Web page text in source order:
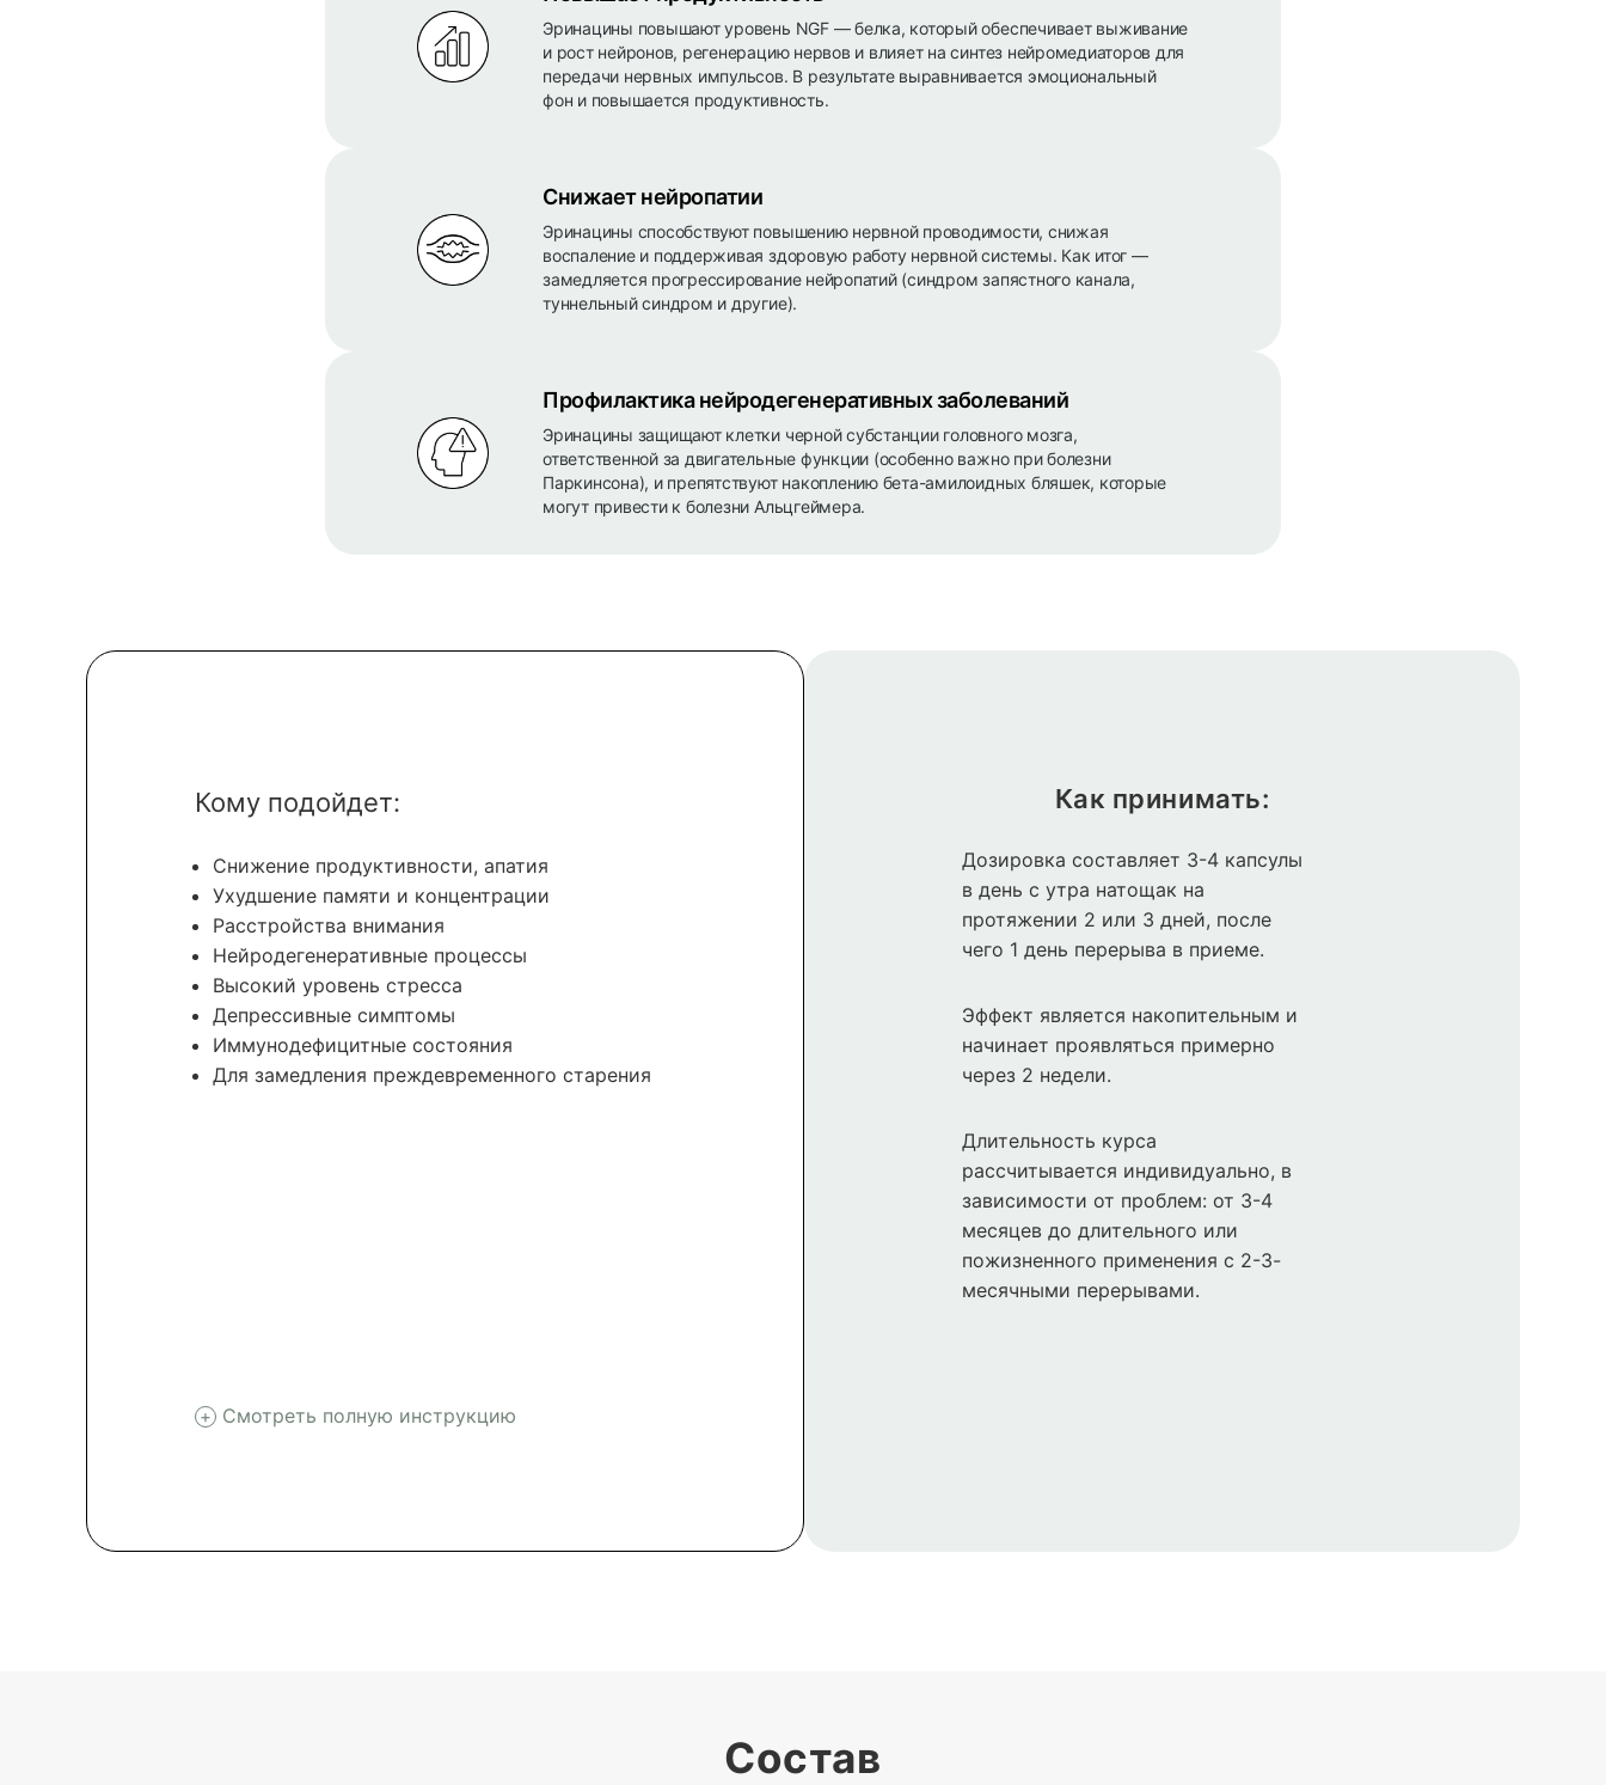
Эринацины повышают уровень NGF — белка, который обеспечивает выживание
и рост нейронов, регенерацию нервов и влияет на синтез нейромедиаторов для
передачи нервных импульсов. В результате выравнивается эмоциональный
фон и повышается продуктивность.
Снижает нейропатии
Эринацины способствуют повышению нервной проводимости, снижая
воспаление и поддерживая здоровую работу нервной системы. Как итог —
замедляется прогрессирование нейропатий (синдром запястного канала,
туннельный синдром и другие).
Профилактика нейродегенеративных заболеваний
Эринацины защищают клетки черной субстанции головного мозга,
ответственной за двигательные функции (особенно важно при болезни
Паркинсона), и препятствуют накоплению бета-амилоидных бляшек, которые
могут привести к болезни Альцгеймера.
Кому подойдет:
Снижение продуктивности, апатия
Ухудшение памяти и концентрации
Расстройства внимания
Нейродегенеративные процессы
Высокий уровень стресса
Депрессивные симптомы
Иммунодефицитные состояния
Для замедления преждевременного старения
Смотреть полную инструкцию
Как принимать:
Дозировка составляет 3-4 капсулы
в день с утра натощак на
протяжении 2 или 3 дней, после
чего 1 день перерыва в приеме.
Эффект является накопительным и
начинает проявляться примерно
через 2 недели.
Длительность курса
рассчитывается индивидуально, в
зависимости от проблем: от 3-4
месяцев до длительного или
пожизненного применения с 2-3-
месячными перерывами.
Состав